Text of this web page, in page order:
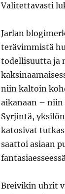
Valitettavasti
Jarlan
terävimmistä
todellisuutta ja
niin kaltoin
aikanaan – niin
Syrjintä,
katosivat
saattoi asiaan
Breivikin uhrit